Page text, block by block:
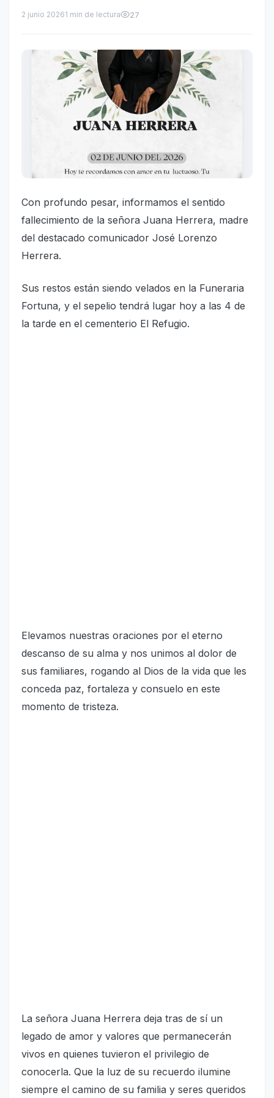
2 junio 20261 min de lectura 27
Con profundo pesar, informamos el sentido
fallecimiento de la señora Juana Herrera, madre
del destacado comunicador José Lorenzo
Herrera.
Sus restos están siendo velados en la Funeraria
Fortuna, y el sepelio tendrá lugar hoy a las 4 de
la tarde en el cementerio El Refugio.
Elevamos nuestras oraciones por el eterno
descanso de su alma y nos unimos al dolor de
sus familiares, rogando al Dios de la vida que les
conceda paz, fortaleza y consuelo en este
momento de tristeza.
La señora Juana Herrera deja tras de sí un
legado de amor y valores que permanecerán
vivos en quienes tuvieron el privilegio de
conocerla. Que la luz de su recuerdo ilumine
siempre el camino de su familia y seres queridos